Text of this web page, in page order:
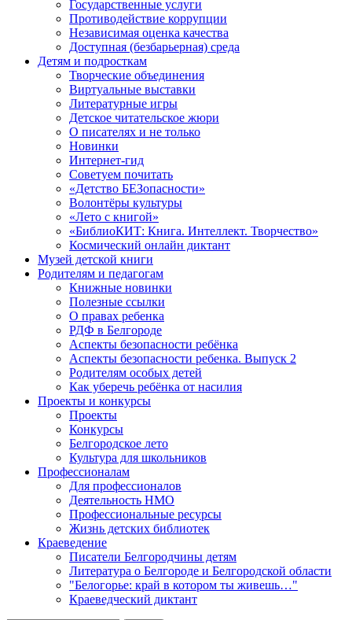
Государственные услуги
Противодействие коррупции
Независимая оценка качества
Доступная (безбарьерная) среда
Детям и подросткам
Творческие объединения
Виртуальные выставки
Литературные игры
Детское читательское жюри
О писателях и не только
Новинки
Интернет-гид
Советуем почитать
«Детство БЕЗопасности»
Волонтёры культуры
«Лето с книгой»
«БиблиоКИТ: Книга. Интеллект. Творчество»
Космический онлайн диктант
Музей детской книги
Родителям и педагогам
Книжные новинки
Полезные ссылки
О правах ребенка
РДФ в Белгороде
Аспекты безопасности ребёнка
Аспекты безопасности ребенка. Выпуск 2
Родителям особых детей
Как уберечь ребёнка от насилия
Проекты и конкурсы
Проекты
Конкурсы
Белгородское лето
Культура для школьников
Профессионалам
Для профессионалов
Деятельность НМО
Профессиональные ресурсы
Жизнь детских библиотек
Краеведение
Писатели Белгородчины детям
Литература о Белгороде и Белгородской области
"Белогорье: край в котором ты живешь…"
Краеведческий диктант